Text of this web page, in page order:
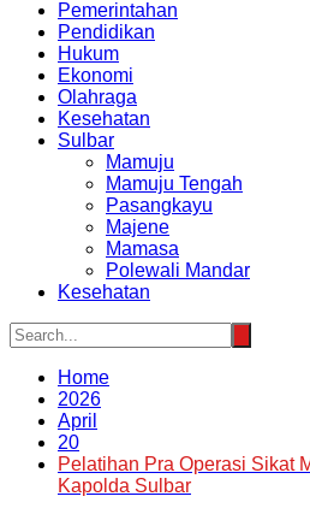
Pemerintahan
Pendidikan
Hukum
Ekonomi
Olahraga
Kesehatan
Sulbar
Mamuju
Mamuju Tengah
Pasangkayu
Majene
Mamasa
Polewali Mandar
Kesehatan
Home
2026
April
20
Pelatihan Pra Operasi Sikat
Kapolda Sulbar